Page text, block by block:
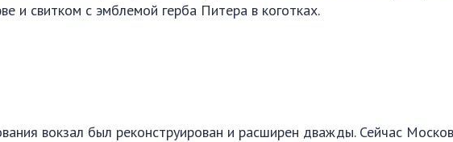
и свитком с эмблемой герба Питера в коготках.
вокзал был реконструирован и расширен дважды. Сейчас